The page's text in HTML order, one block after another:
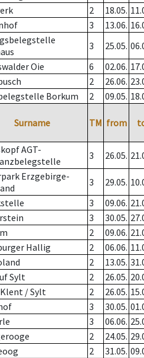
2 18.05.
3 13.06.
3 25.05.
Oie 6 02.06.
2 26.06.
Borkum 2 09.05.
Surname TM from
AGT-
3 26.05.
Erzgebirge-
3 29.05.
3 09.06.
3 30.05.
2 09.06.
Hallig 2 06.06.
2 13.05.
Sylt 2 26.05.
/ Sylt 2 26.05.
3 30.05.
3 06.06.
2 24.05.
2 31.05.